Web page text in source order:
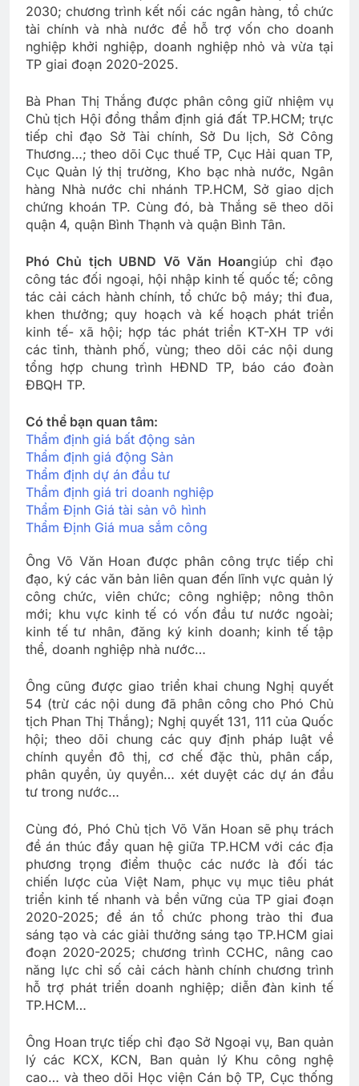
2030; chương trình kết nối các ngân hàng, tổ chức
tài chính và nhà nước để hỗ trợ vốn cho doanh
nghiệp khởi nghiệp, doanh nghiệp nhỏ và vừa tại
TP giai đoạn 2020-2025.
Bà Phan Thị Thắng được phân công giữ nhiệm vụ
Chủ tịch Hội đồng thẩm định giá đất TP.HCM; trực
tiếp chỉ đạo Sở Tài chính, Sở Du lịch, Sở Công
Thương…; theo dõi Cục thuế TP, Cục Hải quan TP,
Cục Quản lý thị trường, Kho bạc nhà nước, Ngân
hàng Nhà nước chi nhánh TP.HCM, Sở giao dịch
chứng khoán TP. Cùng đó, bà Thắng sẽ theo dõi
quận 4, quận Bình Thạnh và quận Bình Tân.
Phó Chủ tịch UBND Võ Văn Hoangiúp chỉ đạo
công tác đối ngoại, hội nhập kinh tế quốc tế; công
tác cải cách hành chính, tổ chức bộ máy; thi đua,
khen thưởng; quy hoạch và kế hoạch phát triển
kinh tế- xã hội; hợp tác phát triển KT-XH TP với
các tỉnh, thành phố, vùng; theo dõi các nội dung
tổng hợp chung trình HĐND TP, báo cáo đoàn
ĐBQH TP.
Có thể bạn quan tâm:
Thẩm định giá bất động sản
Thẩm định giá động Sản
Thẩm định dự án đầu tư
Thẩm định giá tri doanh nghiệp
Thẩm Định Giá tài sản vô hình
Thẩm Định Giá mua sắm công
Ông Võ Văn Hoan được phân công trực tiếp chỉ
đạo, ký các văn bản liên quan đến lĩnh vực quản lý
công chức, viên chức; công nghiệp; nông thôn
mới; khu vực kinh tế có vốn đầu tư nước ngoài;
kinh tế tư nhân, đăng ký kinh doanh; kinh tế tập
thể, doanh nghiệp nhà nước…
Ông cũng được giao triển khai chung Nghị quyết
54 (trừ các nội dung đã phân công cho Phó Chủ
tịch Phan Thị Thắng); Nghị quyết 131, 111 của Quốc
hội; theo dõi chung các quy định pháp luật về
chính quyền đô thị, cơ chế đặc thù, phân cấp,
phân quyền, ủy quyền… xét duyệt các dự án đầu
tư trong nước…
Cùng đó, Phó Chủ tịch Võ Văn Hoan sẽ phụ trách
đề án thúc đẩy quan hệ giữa TP.HCM với các địa
phương trọng điểm thuộc các nước là đối tác
chiến lược của Việt Nam, phục vụ mục tiêu phát
triển kinh tế nhanh và bền vững của TP giai đoạn
2020-2025; đề án tổ chức phong trào thi đua
sáng tạo và các giải thưởng sáng tạo TP.HCM giai
đoạn 2020-2025; chương trình CCHC, nâng cao
năng lực chỉ số cải cách hành chính chương trình
hỗ trợ phát triển doanh nghiệp; diễn đàn kinh tế
TP.HCM…
Ông Hoan trực tiếp chỉ đạo Sở Ngoại vụ, Ban quản
lý các KCX, KCN, Ban quản lý Khu công nghệ
cao… và theo dõi Học viện Cán bộ TP, Cục thống